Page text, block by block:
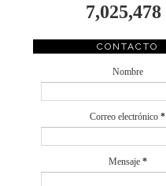
7,025,478
CONTACTO
Nombre
Correo electrónico *
Mensaje *